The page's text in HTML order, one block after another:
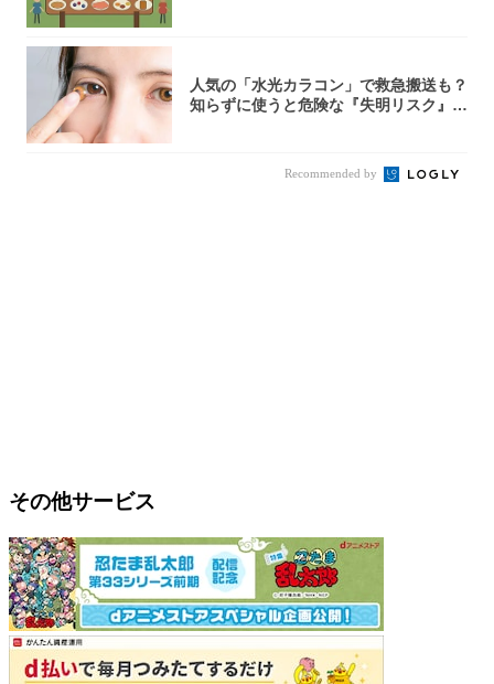
人気の「水光カラコン」で救急搬送も？
知らずに使うと危険な『失明リスク』と
Recommended by
その他サービス